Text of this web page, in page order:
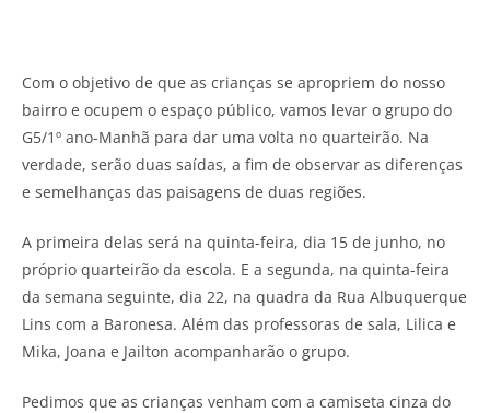
Com o objetivo de que as crianças se apropriem do nosso
bairro e ocupem o espaço público, vamos levar o grupo do
G5/1º ano-Manhã para dar uma volta no quarteirão. Na
verdade, serão duas saídas, a fim de observar as diferenças
e semelhanças das paisagens de duas regiões.
A primeira delas será na quinta-feira, dia 15 de junho, no
próprio quarteirão da escola. E a segunda, na quinta-feira
da semana seguinte, dia 22, na quadra da Rua Albuquerque
Lins com a Baronesa. Além das professoras de sala, Lilica e
Mika, Joana e Jailton acompanharão o grupo.
Pedimos que as crianças venham com a camiseta cinza do